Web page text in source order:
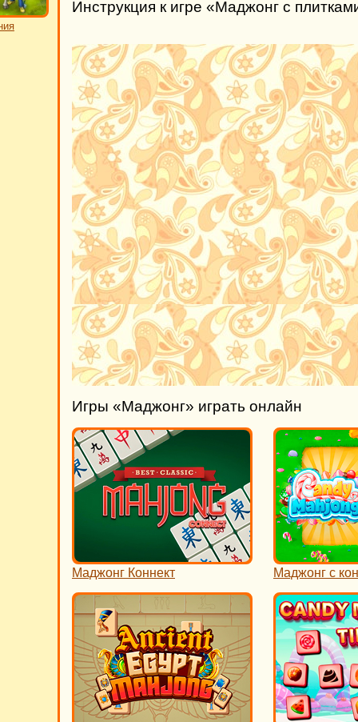
Инструкция к игре «Маджонг с
Игры «Маджонг» играть онлайн
Маджонг Коннект Маджонг с